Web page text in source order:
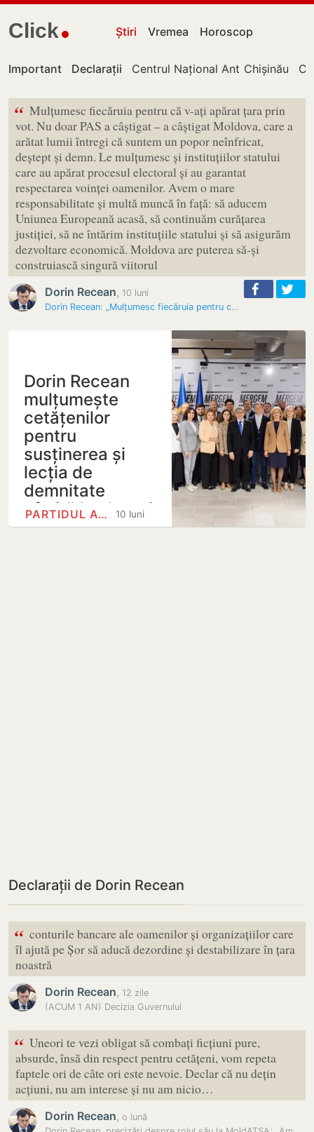
Click Știri Vremea Horoscop
Important Declarații Centrul Național Anticorupție
Chișinău
“ Mulțumesc fiecăruia pentru că v-ați apărat țara prin
vot. Nu doar PAS a câștigat – a câștigat Moldova, care a
arătat lumii întregi că suntem un popor neînfricat,
deștept și demn. Le mulțumesc și instituțiilor statului
care au apărat procesul electoral și au garantat
respectarea voinței oamenilor. Avem o mare
responsabilitate și multă muncă în față: să aducem
Uniunea Europeană acasă, să continuăm curățarea
justiției, să ne întărim instituțiile statului și să asigurăm
dezvoltare economică. Moldova are puterea să-și
construiască singură viitorul
Dorin Recean, 10 luni
Dorin Recean: „Mulțumesc fiecăruia pentru că v-ați apărat țara prin…
Dorin Recean
mulțumește
cetățenilor
pentru
susținerea și
lecția de
demnitate
oferită la alegeri
10 luni
PARTIDUL ACȚIUNE ȘI…
Declarații de Dorin Recean
“ conturile bancare ale oamenilor și organizațiilor care
îl ajută pe Șor să aducă dezordine și destabilizare în țara
noastră
Dorin Recean, 12 zile
(ACUM 1 AN) Decizia Guvernului
“ Uneori te vezi obligat să combați ficțiuni pure,
absurde, însă din respect pentru cetățeni, vom repeta
faptele ori de câte ori este nevoie. Declar că nu dețin
acțiuni, nu am interese și nu am nicio…
Dorin Recean, o lună